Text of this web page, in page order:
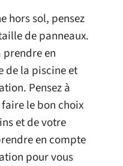
hors sol, pensez
de panneaux.
prendre en
de la piscine et
Pensez à
le bon choix
et de votre
en compte
pour vous